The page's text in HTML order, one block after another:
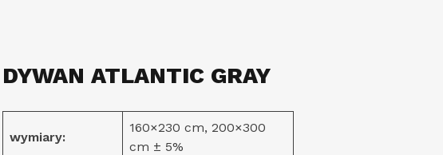
DYWAN ATLANTIC GRAY
wymiary:
160×230 cm, 200×300
cm ± 5%